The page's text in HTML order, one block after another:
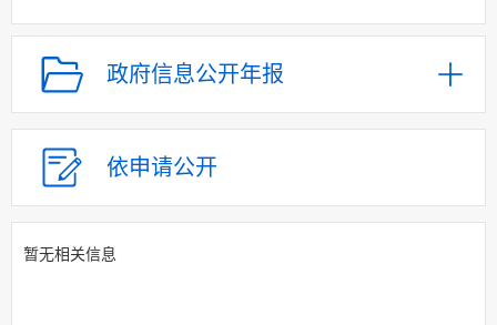
机构设置
人事信息
财政资金
应急管理
乡村振兴（精准脱贫）
整情况
公共服务和中介服务
政府信息公开年报
依申请公开
暂无相关信息